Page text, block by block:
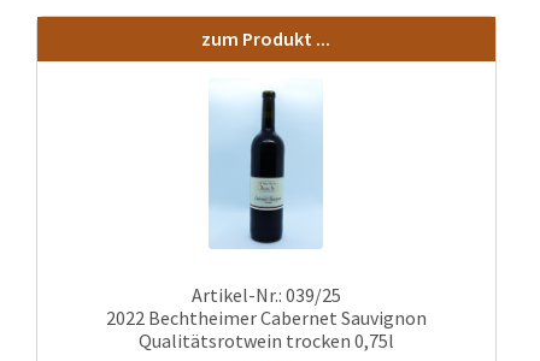
Artikel-Nr.: 039/25
2022 Bechtheimer Cabernet Sauvignon
Qualitätsrotwein trocken 0,75l
zum Produkt ...